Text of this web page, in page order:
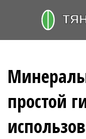
простой